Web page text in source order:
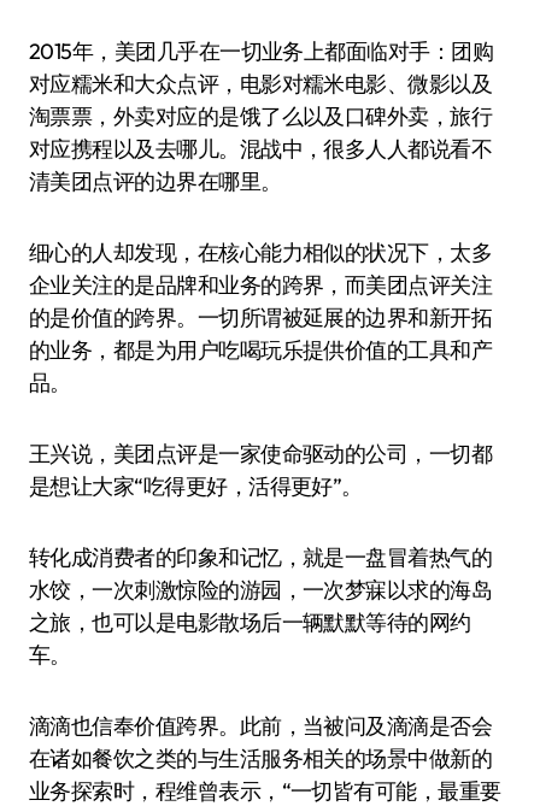
2015年，美团几乎在一切业务上都面临对手：团购
对应糯米和大众点评，电影对糯米电影、微影以及
淘票票，外卖对应的是饿了么以及口碑外卖，旅行
对应携程以及去哪儿。混战中，很多人人都说看不
清美团点评的边界在哪里。
细心的人却发现，在核心能力相似的状况下，太多
企业关注的是品牌和业务的跨界，而美团点评关注
的是价值的跨界。一切所谓被延展的边界和新开拓
的业务，都是为用户吃喝玩乐提供价值的工具和产
品。
王兴说，美团点评是一家使命驱动的公司，一切都
是想让大家“吃得更好，活得更好”。
转化成消费者的印象和记忆，就是一盘冒着热气的
水饺，一次刺激惊险的游园，一次梦寐以求的海岛
之旅，也可以是电影散场后一辆默默等待的网约
车。
滴滴也信奉价值跨界。此前，当被问及滴滴是否会
在诸如餐饮之类的与生活服务相关的场景中做新的
业务探索时，程维曾表示，“一切皆有可能，最重要